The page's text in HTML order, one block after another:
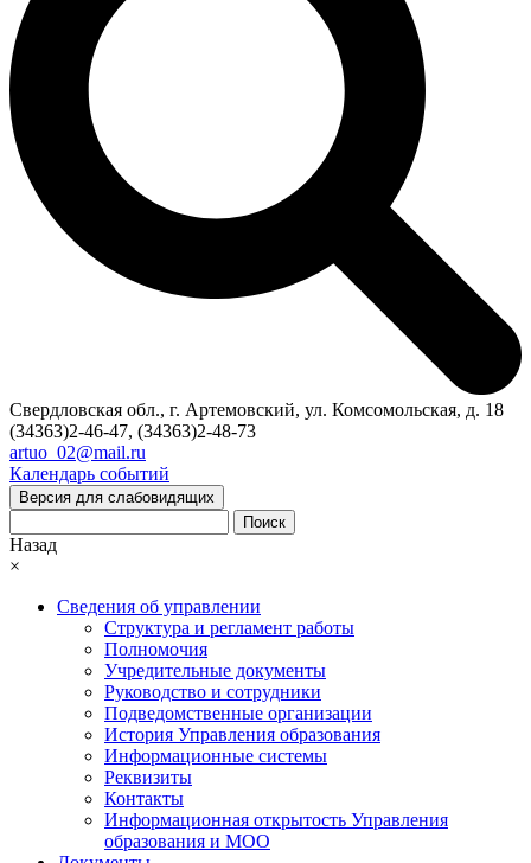
Свердловская обл., г. Артемовский, ул. Комсомольская, д. 18
(34363)2-46-47, (34363)2-48-73
artuo_02@mail.ru
Календарь событий
Версия для слабовидящих
Поиск
Назад
×
Сведения об управлении
Структура и регламент работы
Полномочия
Учредительные документы
Руководство и сотрудники
Подведомственные организации
История Управления образования
Информационные системы
Реквизиты
Контакты
Информационная открытость Управления
образования и МОО